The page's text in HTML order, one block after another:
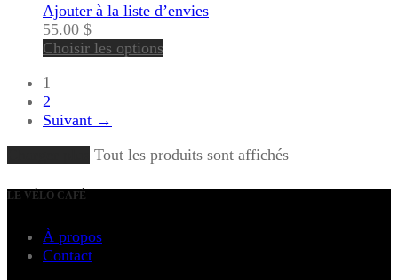
Ajouter à la liste d’envies
55.00 $
Choisir les options
1
2
Suivant →
Tout les produits sont affichés
LE VÉLO CAFÉ
À propos
Contact